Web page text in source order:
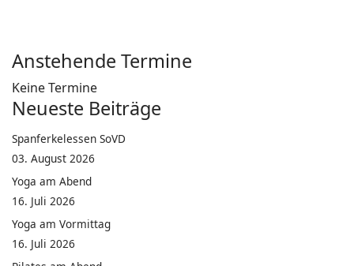
Anstehende Termine
Keine Termine
Neueste Beiträge
Spanferkelessen SoVD
03. August 2026
Yoga am Abend
16. Juli 2026
Yoga am Vormittag
16. Juli 2026